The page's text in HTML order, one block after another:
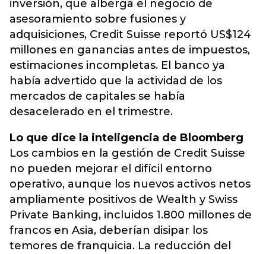
inversión, que alberga el negocio de
asesoramiento sobre fusiones y
adquisiciones, Credit Suisse reportó US$124
millones en ganancias antes de impuestos,
estimaciones incompletas. El banco ya
había advertido que la actividad de los
mercados de capitales se había
desacelerado en el trimestre.
Lo que dice la inteligencia de Bloomberg
Los cambios en la gestión de Credit Suisse
no pueden mejorar el difícil entorno
operativo, aunque los nuevos activos netos
ampliamente positivos de Wealth y Swiss
Private Banking, incluidos 1.800 millones de
francos en Asia, deberían disipar los
temores de franquicia. La reducción del